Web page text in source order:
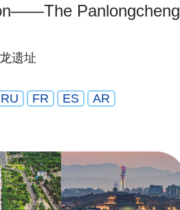
Panlongcheng
遗址
RU FR ES AR